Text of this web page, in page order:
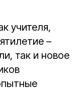
учителя,
–
так и новое